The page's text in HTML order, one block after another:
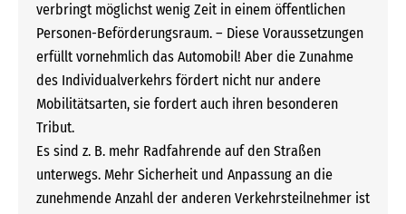
verbringt möglichst wenig Zeit in einem öffentlichen
Personen-Beförderungsraum. – Diese Voraussetzungen
erfüllt vornehmlich das Automobil! Aber die Zunahme
des Individualverkehrs fördert nicht nur andere
Mobilitätsarten, sie fordert auch ihren besonderen
Tribut.
Es sind z. B. mehr Radfahrende auf den Straßen
unterwegs. Mehr Sicherheit und Anpassung an die
zunehmende Anzahl der anderen Verkehrsteilnehmer ist